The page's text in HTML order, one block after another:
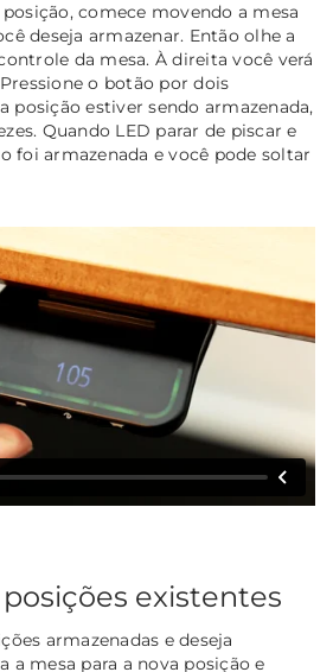
comece movendo a mesa
deseja armazenar. Então olhe a
da mesa. À direita você verá
Pressione o botão por dois
posição estiver sendo armazenada,
Quando LED parar de piscar e
foi armazenada e você pode soltar
existentes
armazenadas e deseja
a mesa para a nova posição e